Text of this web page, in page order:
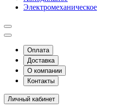
Электромеханическое
Оплата
Доставка
О компании
Контакты
Личный кабинет